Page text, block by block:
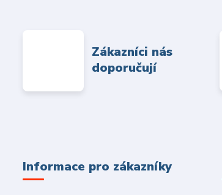
Zákazníci nás
doporučují
Informace pro zákazníky